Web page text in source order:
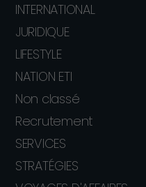
INTERNATIONAL
JURIDIQUE
LIFESTYLE
NATION ETI
Non classé
Recrutement
SERVICES
STRATÉGIES